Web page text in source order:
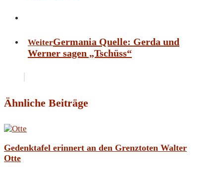
WeiterGermania Quelle: Gerda und
Werner sagen „Tschüss“
Ähnliche Beiträge
Gedenktafel erinnert an den Grenztoten Walter
Otte